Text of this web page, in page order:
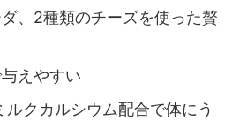
、2種類のチーズを使った贅
えやすい
クカルシウム配合で体にう